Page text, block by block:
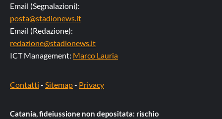
Email (Segnalazioni):
posta@stadionews.it
Email (Redazione):
redazione@stadionews.it
ICT Management: Marco Lauria
Contatti - Sitemap- Privacy
Catania, fideiussione non depositata: rischio